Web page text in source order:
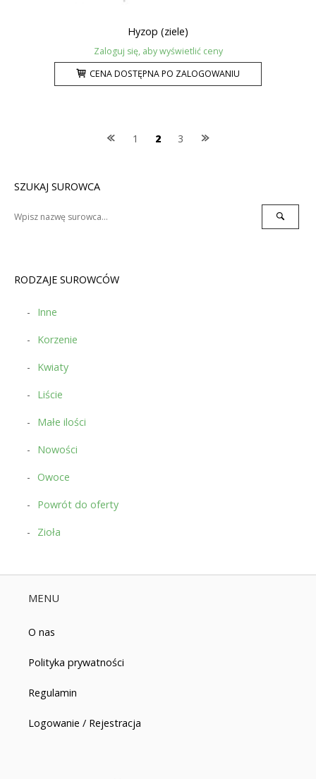
Hyzop (ziele)
Zaloguj się, aby wyświetlić ceny
CENA DOSTĘPNA PO ZALOGOWANIU
1 2 3
SZUKAJ SUROWCA
Search
RODZAJE SUROWCÓW
Inne
Korzenie
Kwiaty
Liście
Małe ilości
Nowości
Owoce
Powrót do oferty
Zioła
MENU
O nas
Polityka prywatności
Regulamin
Logowanie / Rejestracja